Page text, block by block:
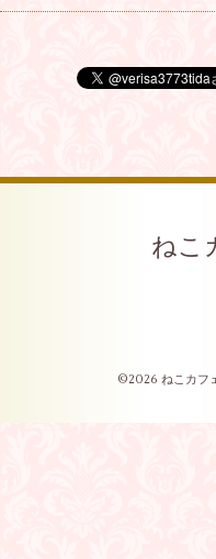
ねこ
©2026 ねこカフ